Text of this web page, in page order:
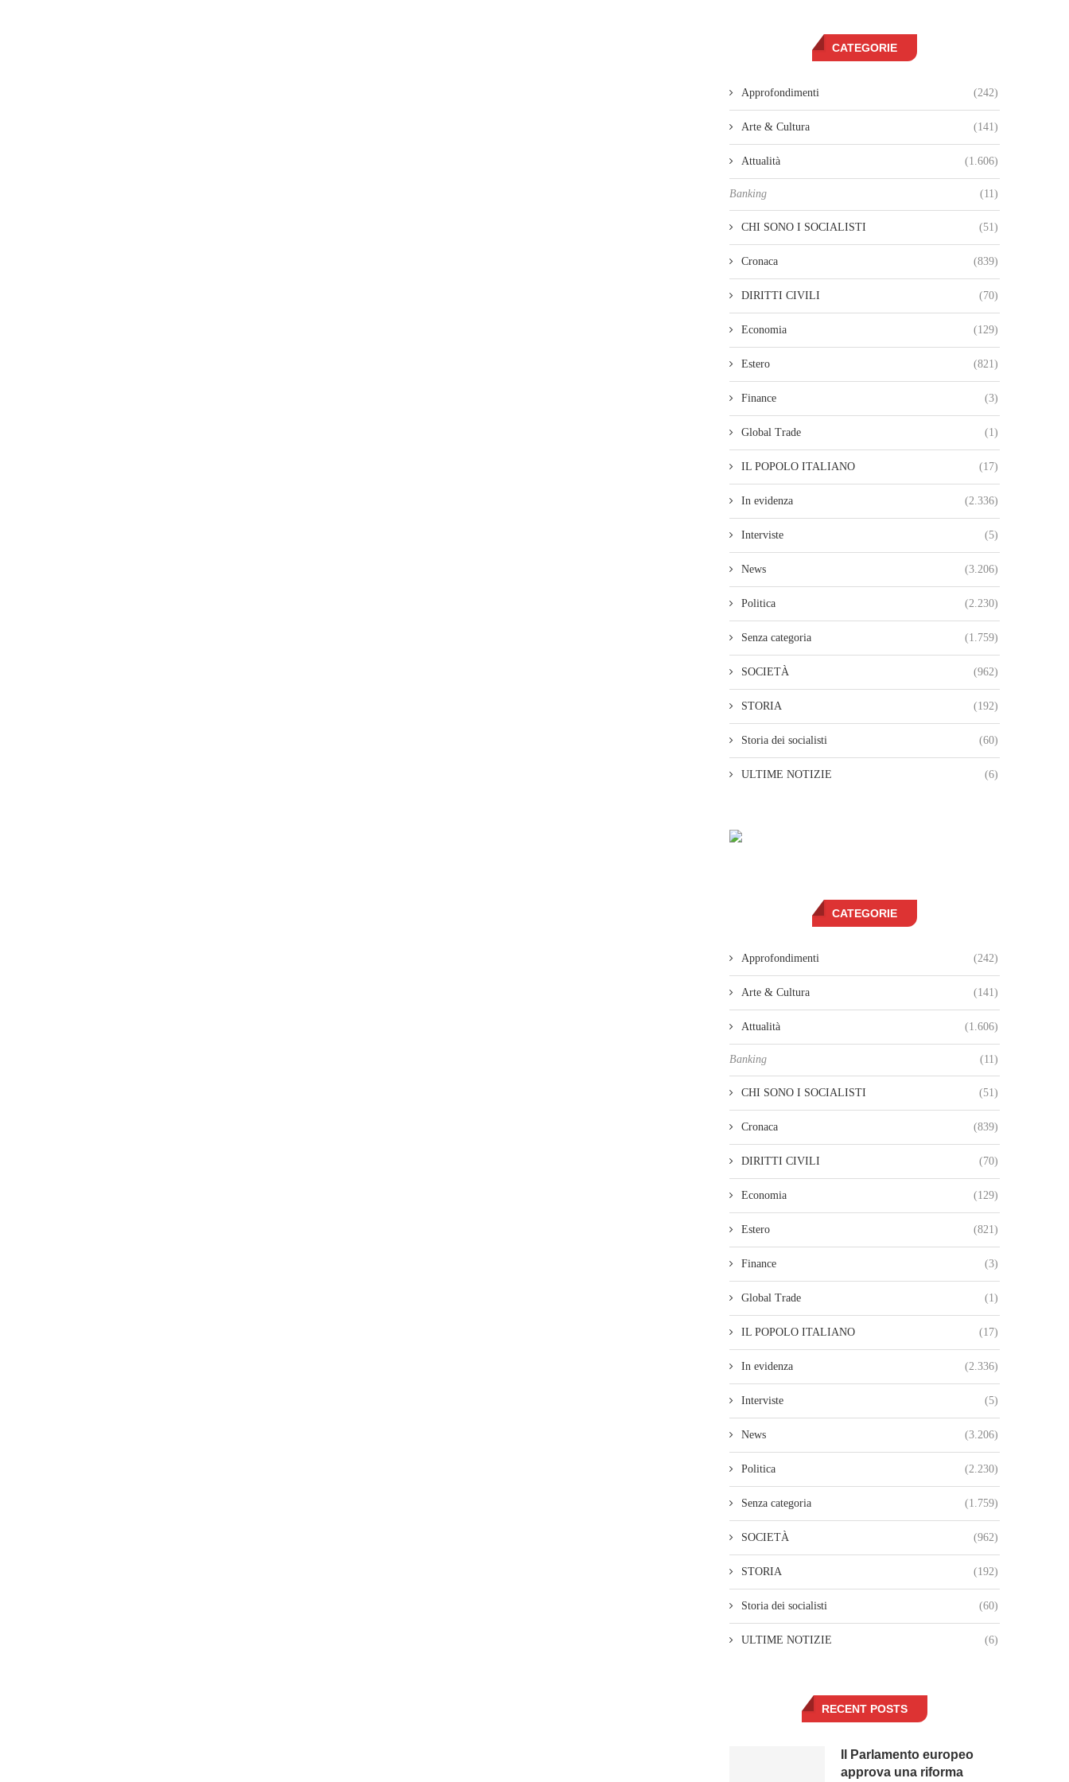
CATEGORIE
Approfondimenti (242)
Arte & Cultura (141)
Attualità (1.606)
Banking (11)
CHI SONO I SOCIALISTI (51)
Cronaca (839)
DIRITTI CIVILI (70)
Economia (129)
Estero (821)
Finance (3)
Global Trade (1)
IL POPOLO ITALIANO (17)
In evidenza (2.336)
Interviste (5)
News (3.206)
Politica (2.230)
Senza categoria (1.759)
SOCIETÀ (962)
STORIA (192)
Storia dei socialisti (60)
ULTIME NOTIZIE (6)
CATEGORIE
Approfondimenti (242)
Arte & Cultura (141)
Attualità (1.606)
Banking (11)
CHI SONO I SOCIALISTI (51)
Cronaca (839)
DIRITTI CIVILI (70)
Economia (129)
Estero (821)
Finance (3)
Global Trade (1)
IL POPOLO ITALIANO (17)
In evidenza (2.336)
Interviste (5)
News (3.206)
Politica (2.230)
Senza categoria (1.759)
SOCIETÀ (962)
STORIA (192)
Storia dei socialisti (60)
ULTIME NOTIZIE (6)
RECENT POSTS
Il Parlamento europeo
approva una riforma